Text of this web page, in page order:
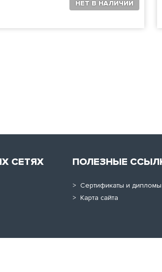
СЕТЯХ ПОЛЕЗНЫЕ
> Сертификаты и дипломы
> Карта сайта